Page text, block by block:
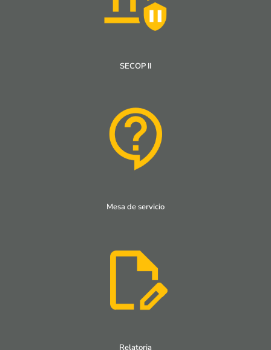
SECOP II
Mesa de servicio
Relatoria